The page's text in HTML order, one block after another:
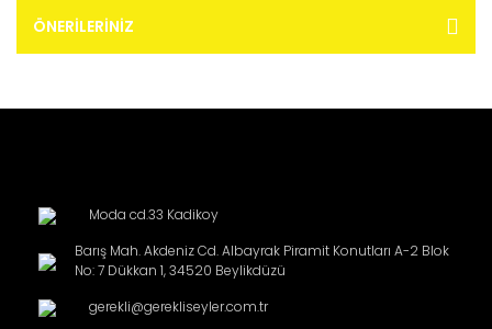
ÖNERILERINIZ
Moda cd.33 Kadikoy
Barış Mah. Akdeniz Cd. Albayrak Piramit Konutları A-2 Blok
No: 7 Dükkan 1, 34520 Beylikdüzü
gerekli@gerekliseyler.com.tr